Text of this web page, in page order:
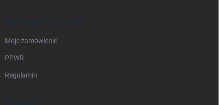
INFORMACJE PRAWNE
Moje zamówienie
PPWR
Regulamin
KONTAKT